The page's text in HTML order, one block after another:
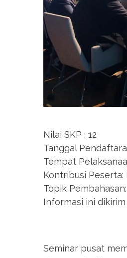
Nilai SKP : 12
Tanggal
Tempat
Kontribusi Peserta:
Topik
Informasi ini
Seminar pusat